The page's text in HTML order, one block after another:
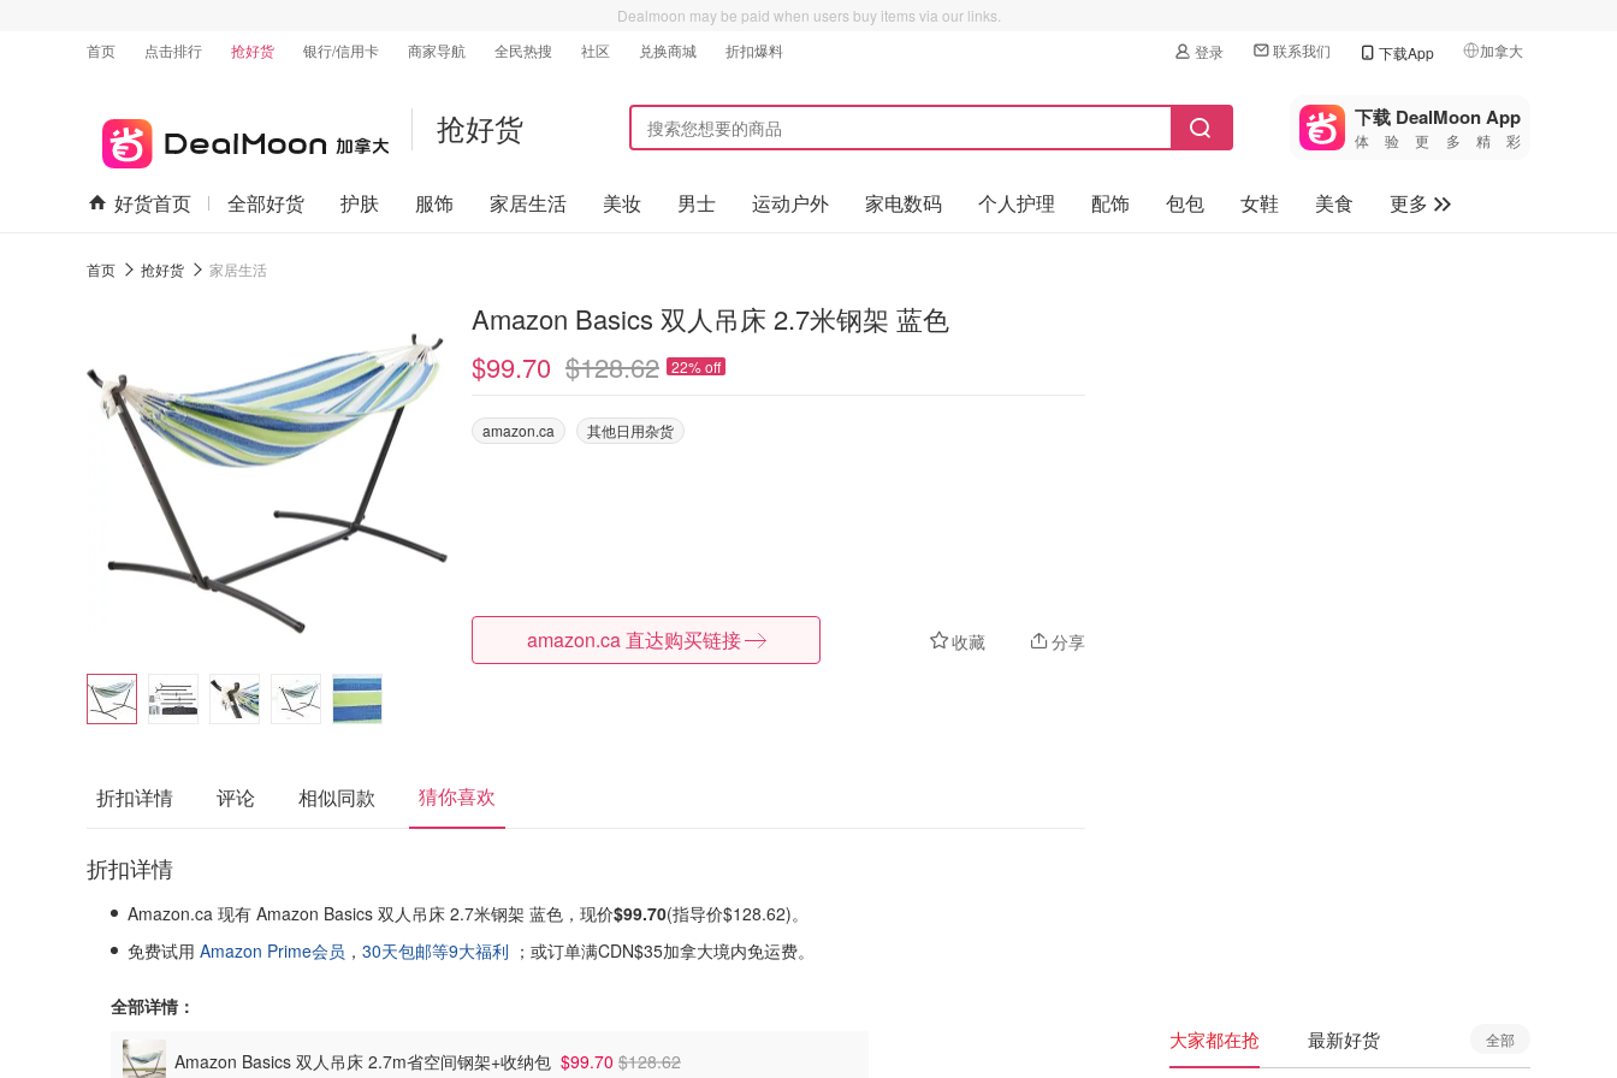
Dealmoon may be paid when users buy items via our links.
首页
点击排行 抢好货 银行/信用卡 商家导航 全民热搜 社区 兑换商城 折扣爆料 登录 联系我们 下载App 加拿大
🇺🇸
美国
🇨🇳中国
🇨🇦加拿大
抢好货 下载 DealMoon App
体验更多精彩
好货首页 全部好货 护肤 服饰 家居生活 美妆 男士 运动户外 家电数码 个人护理 配饰 包包 女鞋 美食
更多
首页 抢好货 家居生活
Amazon Basics 双人吊床 2.7米钢架 蓝色
$99.70 $128.62 22% off
amazon.ca 其他日用杂货
收藏 分享
amazon.ca 直达购买链接
折扣详情 评论 相似同款 猜你喜欢
折扣详情
Amazon.ca 现有 Amazon Basics 双人吊床 2.7米钢架 蓝色，现价$99.70(指导价$128.62)。
免费试用 Amazon Prime会员 ， 30天包邮等9大福利 ；或订单满CDN$35加拿大境内免运费。
全部详情：
Amazon Basics 双人吊床 2.7m省空间钢架+收纳包 $99.70 $128.62
大家都在抢 最新好货 全部